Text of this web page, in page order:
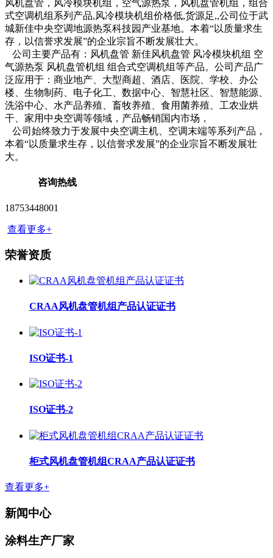
风机盘管，风冷模块机组，空气源热泵，风机盘管机组，组合
式空调机组系列产品,风冷模块机组价格低,货源足,,公司位于武
城新佳中央空调地源热泵科技园产业基地。本着“以质量求生
存，以信誉求发展”的企业宗旨不断发展壮大。
公司主要产品有：风机盘管 新佳风机盘管 风冷模块机组 空
气源热泵 风机盘管机组 组合式空调机组等产品。公司产品广
泛应用于：商业地产、大型商超、酒店、医院、学校、办公
楼、生物制药、电子化工、数据中心、智慧社区、智慧能源、
洗浴中心、水产品养殖、畜牧养殖、食用菌养殖、工农业烘
干、家用中央空调等领域，产品畅销国内市场，
公司始终致力于发展中央空调主机、空调末端等系列产品，
本着“以质量求生存，以信誉求发展”的企业宗旨不断发展壮
大。
咨询热线
18753448001
查看更多+
荣誉资质
CRAA风机盘管机组产品认证证书
ISO证书-1
ISO证书-2
柜式风机盘管机组CRAA产品认证证书
查看更多+
新闻中心
涂料生产厂家